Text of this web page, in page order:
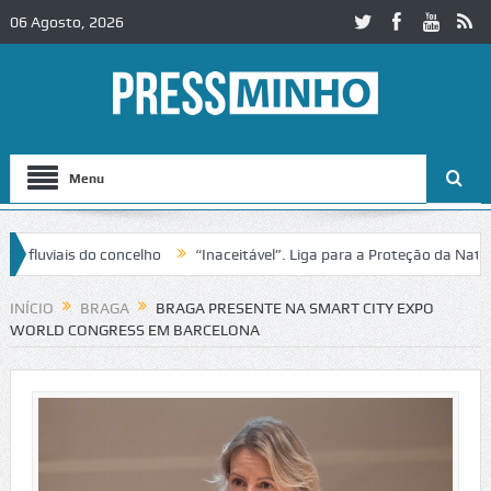
06 Agosto, 2026
Menu
do concelho “Inaceitável”. Liga para a Proteção da Natureza
IC2 em Alcobaça Igreja do Castelo de Cerveira assegura
INÍCIO BRAGA
BRAGA PRESENTE NA SMART CITY EXPO
WORLD CONGRESS EM BARCELONA